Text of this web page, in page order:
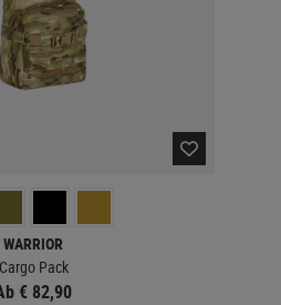
WARRIOR
Cargo Pack
€ 82,90